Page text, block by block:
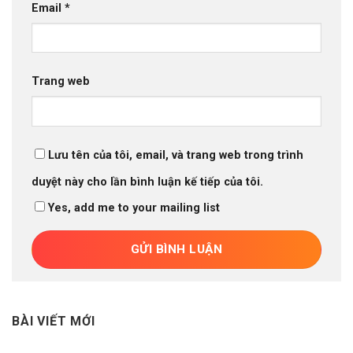
Email *
Trang web
Lưu tên của tôi, email, và trang web trong trình
duyệt này cho lần bình luận kế tiếp của tôi.
Yes, add me to your mailing list
BÀI VIẾT MỚI